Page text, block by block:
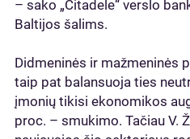
– sako „Citadele“ verslo
Baltijos šalims.
Didmeninės ir mažmeninės
taip pat balansuoja ties
įmonių tikisi ekonomikos
proc. – smukimo. Tačiau V.